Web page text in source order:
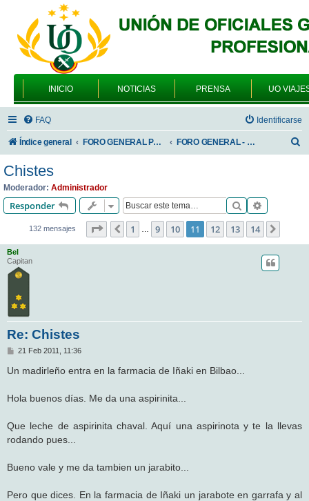
INICIO NOTICIAS PRENSA UO
FAQ Identificarse
Índice general FORO GENERAL PARA TODOS LOS USUARIOS FORO GENERAL - SONRIA, POR FAVOR
Chistes
Moderador: Administrador
Responder Buscar
132 mensajes Página 11de14
Anterior
1 … 9 10 11 12 13 14
Bel
Capitan
Re: Chistes
M
n
s
e
21 Feb 2011, 11:36
Un madirleño entra en la farmacia de Iñaki en Bilbao...
Hola buenos días. Me da una aspirinita...
Que leche de aspirinita chaval. Aquí una aspirinota y te la llevas
rodando pues...
Bueno vale y me da tambien un jarabito...
Pero que dices. En la farmacia de Iñaki un jarabote en garrafa y al